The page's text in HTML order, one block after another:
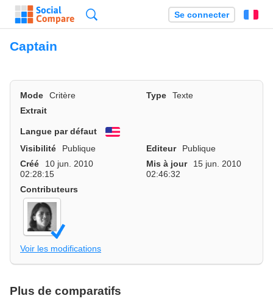
Se connecter
Captain
Mode Critère Type
Texte
Extrait
Langue par défaut
English
Visibilité
Publique Editeur
Publique
Créé
10 jun. 2010
02:28:15
Mis à jour
15 jun. 2010
02:46:32
Contributeurs
Voir les modifications
Plus de comparatifs